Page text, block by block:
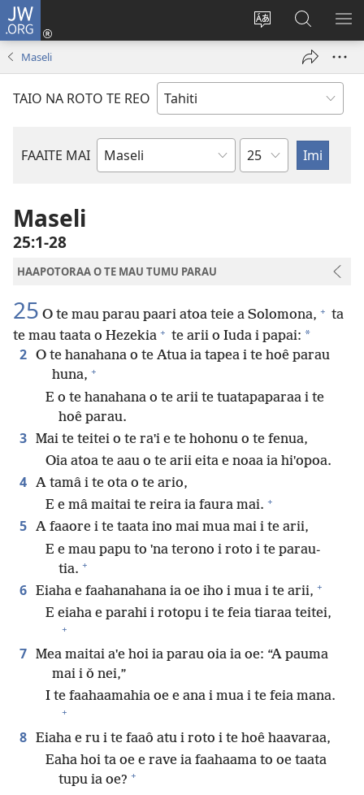
JW.ORG
Taui
reo
Nati
(opens
Maimiraa
nia
JW.ORG
Maseli
TAIO NA ROTO TE REO
FAAITE MAI
Buka
Pene
Maseli
25:1-28
HAAPOTORAA O TE MAU TUMU PARAU
25 O te mau parau paari atoa teie a Solomona, + ta
te mau taata o Hezekia + te arii o Iuda i papai: *
2 O te hanahana o te Atua ia tapea i te hoê parau
huna, +
E o te hanahana o te arii te tuatapaparaa i te
hoê parau.
3 Mai te teitei o te raˈi e te hohonu o te fenua,
Oia atoa te aau o te arii eita e noaa ia hiˈopoa.
4 A tamâ i te ota o te ario,
E e mâ maitai te reira ia faura mai. +
5 A faaore i te taata ino mai mua mai i te arii,
E e mau papu to ˈna terono i roto i te parau-
tia. +
6 Eiaha e faahanahana ia oe iho i mua i te arii, +
E eiaha e parahi i rotopu i te feia tiaraa teitei,
+
7 Mea maitai aˈe hoi ia parau oia ia oe: “A pauma
mai i ǒ nei,”
I te faahaamahia oe e ana i mua i te feia mana.
+
8 Eiaha e ru i te faaô atu i roto i te hoê haavaraa,
Eaha hoi ta oe e rave ia faahaama to oe taata
tupu ia oe? +